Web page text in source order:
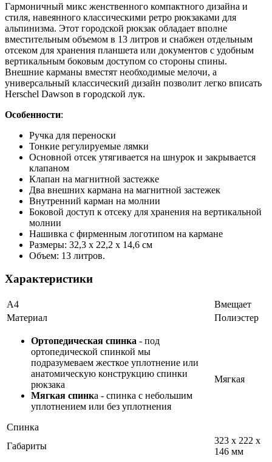
Гармоничный микс женственного компактного дизайна и
стиля, навеянного классическими ретро рюкзаками для
альпинизма. Этот городской рюкзак обладает вполне
вместительным объемом в 13 литров и снабжен отдельным
отсеком для хранения планшета или документов с удобным
вертикальным боковым доступом со стороны спины.
Внешние карманы вместят необходимые мелочи, а
универсальный классический дизайн позволит легко вписать
Herschel Dawson в городской лук.
Особенности:
Ручка для переноски
Тонкие регулируемые лямки
Основной отсек утягивается на шнурок и закрывается
клапаном
Клапан на магнитной застежке
Два внешних кармана на магнитной застежек
Внутренний карман на молнии
Боковой доступ к отсеку для хранения на вертикальной
молнии
Нашивка с фирменным логотипом на кармане
Размеры: 32,3 х 22,2 х 14,6 см
Объем: 13 литров.
Характеристики
А4
Вмещает
Материал
Полиэстер
Ортопедическая спинка - под
ортопедической спинкой мы
подразумеваем жесткое уплотнение или
анатомическую конструкцию спинки
рюкзака
Мягкая спинка - спинка с небольшим
уплотнением или без уплотнения
Спинка
Мягкая
Габариты
323 x 222 x
146 мм